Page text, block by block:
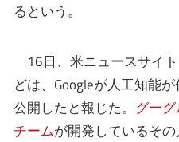
るという。
16日、米ニュースサイ
どは、Googleが人工知能
公開したと報じた。 グー
チームが開発しているそ